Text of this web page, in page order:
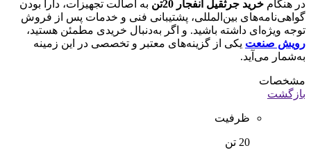
در هنگام خرید جرثقیل انفجار 20تن
به اصالت تجهیزات، دارا بودن
گواهی‌نامه‌های بین‌المللی، پشتیبانی فنی و خدمات پس از فروش
توجه ویژه‌ای داشته باشید. و اگر به‌دنبال خریدی مطمئن هستید،
رویش صنعت یکی از گزینه‌های معتبر و تخصصی در این زمینه
به‌شمار می‌آید.
مشخصات
بازگشت
ظرفیت
20 تن